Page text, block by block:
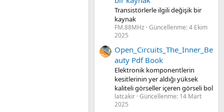
Transistörlerle ilgili değişik bir
kaynak
FM.88MHz Güncellenme:4 Ekim
2025
Open_Circuits_The_Inner_Be
auty Pdf Book
Elektronik komponentlerin
kesitlerinin yer aldığı yüksek
kaliteli görseller içeren görseli bol
latcakir Güncellenme: 14 Mart
2025